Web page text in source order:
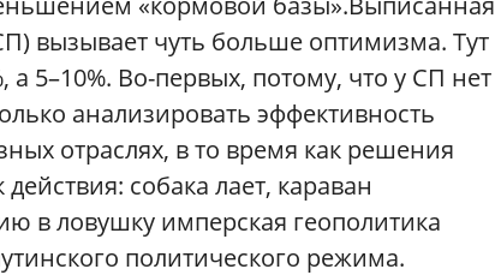
вызывает чуть больше оптимизма. Тут
5–10%. Во-первых, потому, что у СП нет
анализировать эффективность
отраслях, в то время как решения
собака лает, караван
в ловушку имперская геополитика
политического режима.